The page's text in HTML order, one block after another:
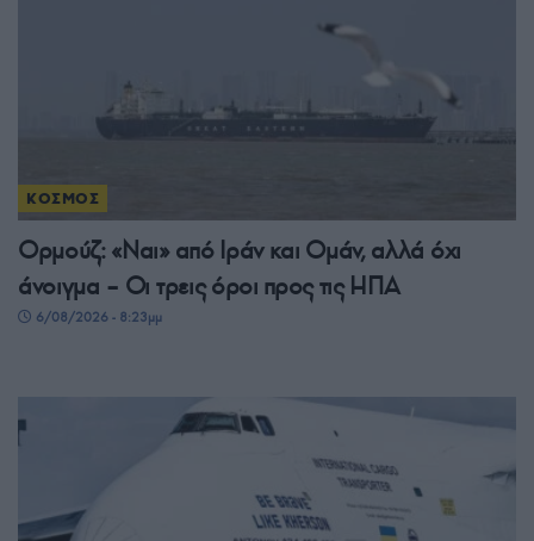
ΚΟΣΜΟΣ
Ορμούζ: «Ναι» από Ιράν και Ομάν, αλλά όχι
άνοιγμα – Οι τρεις όροι προς τις ΗΠΑ
6/08/2026 - 8:23μμ